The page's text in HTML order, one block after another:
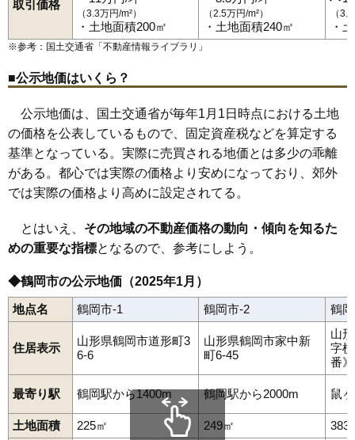
矢馳 97万円 -18.1%
81 水沢 5.0万円 76万円 -9.6%
83 羽黒町赤川 4.7万円 498万円 -0.8%
84 藤島 4.6万円 102万円 -16.2%
85 三瀬 4.6万円 365万円 -4.4%
86 藤浪 4.6万円 690万円 -1.4%
87 上藤島 4.3万円 121万円 -12.4%
88 白山 4.2万円 413万円
89 鼠ケ関 4.0万円 340万円 -13.5%
90 湯野浜 4.0万円 445万円
92 覚岸寺 3.3万円
93 中田 305万円 -7.4%
西目 3.2万円 249万円 -10.7%
加茂 133万円 -5.5%
3.1万円
98 文下 3.0万円 1,804万円 0.2%
取引価格
（3.3万円/m²）
・土地面積200㎡
（2.5万円/m²）
・土地面積240㎡
（
・
※参考：国土交通省「不動産情報ライブラリ 」
■公示地価はいくら？
公示地価は、国土交通省が毎年1月1日時点における土地
の価格を公表しているもので、固定資産税などを算定する
基準となっている。実際に売買される地価とは多少の乖離
がある。都心では実際の価格より安めになっており、郊外
では実際の価格より高めに設定されてる。
とはいえ、 その地域の不動産価格の動向・傾向を知るた
めの重要な指標となるので、参考にしよう。
◆鶴岡市の公示地価（2025年1月）
地点名 鶴岡市-1 鶴岡市-2 鶴
住居表示
山形県鶴岡市道形町3
6-6
山形県鶴岡市家中新
町6-45
山
字
番》
最寄り駅 鶴岡駅から1400m 鶴岡駅から2000m 鼠
土地面積 225㎡ 249㎡ 383
茅原町
寺田道形町常盤木 友江友江町 鳥居町
中清水中田長沼新形町 錦町西新斎町西目
のぞみ町羽黒町赤川羽黒町荒川羽黒町押口
羽黒町川代羽黒町黒瀬羽黒町十文字
日和田町 藤沢 藤島 藤浪
松根丸岡美咲町水沢道田町みどり町美原町三和三和町睦町
淀川町若葉町 早田 北茅原町
鼠ケ関駅 あつみ温泉駅 三瀬駅羽前水沢駅
羽前大山駅 鶴岡駅藤島駅